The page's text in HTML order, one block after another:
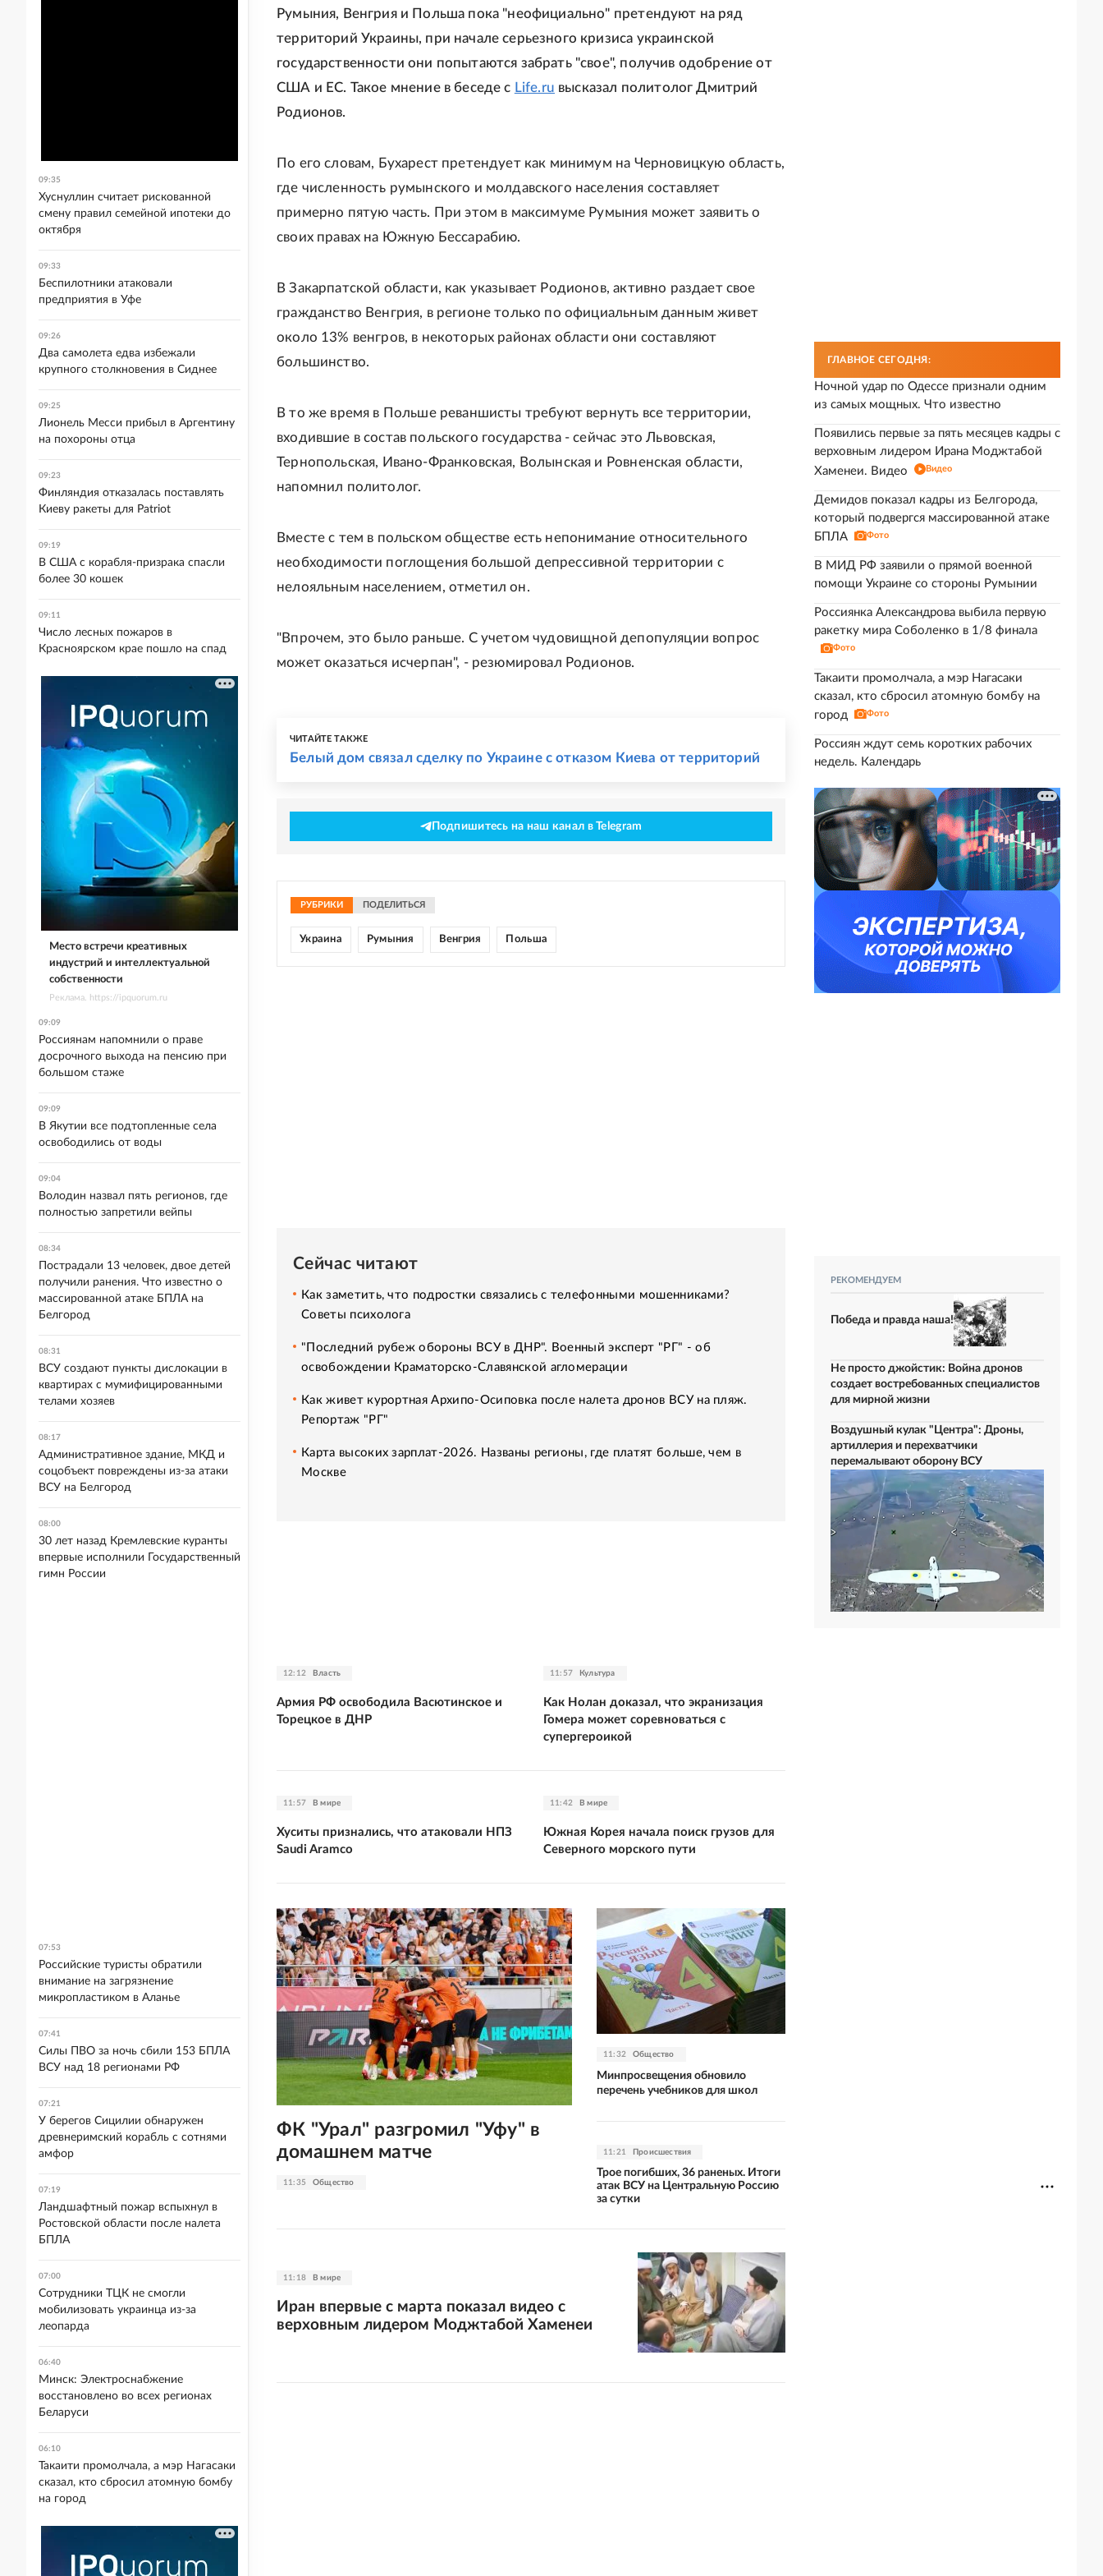
Румыния, Венгрия и Польша пока "неофициально" претендуют на ряд
территорий Украины, при начале серьезного кризиса украинской
государственности они попытаются забрать "свое", получив одобрение от
США и ЕС. Такое мнение в беседе с Life.ru высказал политолог Дмитрий
Родионов.
По его словам, Бухарест претендует как минимум на Черновицкую область,
где численность румынского и молдавского населения составляет
примерно пятую часть. При этом в максимуме Румыния может заявить о
своих правах на Южную Бессарабию.
В Закарпатской области, как указывает Родионов, активно раздает свое
гражданство Венгрия, в регионе только по официальным данным живет
около 13% венгров, в некоторых районах области они составляют
большинство.
В то же время в Польше реваншисты требуют вернуть все территории,
входившие в состав польского государства - сейчас это Львовская,
Тернопольская, Ивано-Франковская, Волынская и Ровненская области,
напомнил политолог.
Вместе с тем в польском обществе есть непонимание относительного
необходимости поглощения большой депрессивной территории с
нелояльным населением, отметил он.
"Впрочем, это было раньше. С учетом чудовищной депопуляции вопрос
может оказаться исчерпан", - резюмировал Родионов.
ЧИТАЙТЕ ТАКЖЕ
Белый дом связал сделку по Украине с отказом Киева от территорий
Подпишитесь на наш канал в Telegram
РУБРИКИ ПОДЕЛИТЬСЯ
Украина Румыния Венгрия Польша
Сейчас читают
Как заметить, что подростки связались с телефонными мошенниками?
Советы психолога
"Последний рубеж обороны ВСУ в ДНР". Военный эксперт "РГ" - об
освобождении Краматорско-Славянской агломерации
Как живет курортная Архипо-Осиповка после налета дронов ВСУ на пляж.
Репортаж "РГ"
Карта высоких зарплат-2026. Названы регионы, где платят больше, чем в
Москве
12:12 Власть
Армия РФ освободила Васютинское и
Торецкое в ДНР
11:57 Культура
Как Нолан доказал, что экранизация
Гомера может соревноваться с
супергероикой
11:57 В мире
Хуситы признались, что атаковали НПЗ
Saudi Aramco
11:42 В мире
Южная Корея начала поиск грузов для
Северного морского пути
11:35 Общество
ФК "Урал" разгромил "Уфу" в
домашнем матче
11:32 Общество
Минпросвещения обновило
перечень учебников для школ
11:21 Происшествия
Трое погибших, 36 раненых. Итоги
атак ВСУ на Центральную Россию
за сутки
11:18 В мире
Иран впервые с марта показал видео с
верховным лидером Моджтабой Хаменеи
ГЛАВНОЕ СЕГОДНЯ:
Ночной удар по Одессе признали одним
из самых мощных. Что известно
Появились первые за пять месяцев кадры с
верховным лидером Ирана Моджтабой
Хаменеи. Видео
Видео
Демидов показал кадры из Белгорода,
который подвергся массированной атаке
БПЛА
Фото
В МИД РФ заявили о прямой военной
помощи Украине со стороны Румынии
Россиянка Александрова выбила первую
ракетку мира Соболенко в 1/8 финала
Фото
Такаити промолчала, а мэр Нагасаки
сказал, кто сбросил атомную бомбу на
город
Фото
Россиян ждут семь коротких рабочих
недель. Календарь
РЕКОМЕНДУЕМ
Победа и правда наша!
Не просто джойстик: Война дронов
создает востребованных специалистов
для мирной жизни
Воздушный кулак "Центра": Дроны,
артиллерия и перехватчики
перемалывают оборону ВСУ
09:35
Хуснуллин считает рискованной
смену правил семейной ипотеки до
октября
09:33
Беспилотники атаковали
предприятия в Уфе
09:26
Два самолета едва избежали
крупного столкновения в Сиднее
09:25
Лионель Месси прибыл в Аргентину
на похороны отца
09:23
Финляндия отказалась поставлять
Киеву ракеты для Patriot
09:19
В США с корабля-призрака спасли
более 30 кошек
09:11
Число лесных пожаров в
Красноярском крае пошло на спад
Место встречи креативных
индустрий и интеллектуальной
собственности
Реклама. https://ipquorum.ru
09:09
Россиянам напомнили о праве
досрочного выхода на пенсию при
большом стаже
09:09
В Якутии все подтопленные села
освободились от воды
09:04
Володин назвал пять регионов, где
полностью запретили вейпы
08:34
Пострадали 13 человек, двое детей
получили ранения. Что известно о
массированной атаке БПЛА на
Белгород
08:31
ВСУ создают пункты дислокации в
квартирах с мумифицированными
телами хозяев
08:17
Административное здание, МКД и
соцобъект повреждены из-за атаки
ВСУ на Белгород
08:00
30 лет назад Кремлевские куранты
впервые исполнили Государственный
гимн России
07:53
Российские туристы обратили
внимание на загрязнение
микропластиком в Аланье
07:41
Силы ПВО за ночь сбили 153 БПЛА
ВСУ над 18 регионами РФ
07:21
У берегов Сицилии обнаружен
древнеримский корабль с сотнями
амфор
07:19
Ландшафтный пожар вспыхнул в
Ростовской области после налета
БПЛА
07:00
Сотрудники ТЦК не смогли
мобилизовать украинца из-за
леопарда
06:40
Минск: Электроснабжение
восстановлено во всех регионах
Беларуси
06:10
Такаити промолчала, а мэр Нагасаки
сказал, кто сбросил атомную бомбу
на город